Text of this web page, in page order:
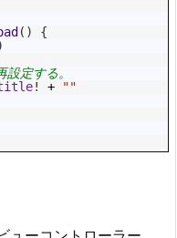
( )
{
定する。
! +
""